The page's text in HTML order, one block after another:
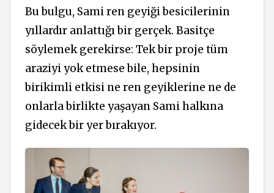
Bu bulgu, Sami ren geyiği besicilerinin
yıllardır anlattığı bir gerçek. Basitçe
söylemek gerekirse: Tek bir proje tüm
araziyi yok etmese bile, hepsinin
birikimli etkisi ne ren geyiklerine ne de
onlarla birlikte yaşayan Sami halkına
gidecek bir yer bırakıyor.